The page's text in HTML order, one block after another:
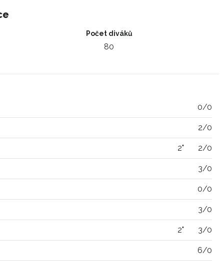
Počet diváků
80
0/0
2/0
2" 2/0
3/0
0/0
3/0
2" 3/0
6/0